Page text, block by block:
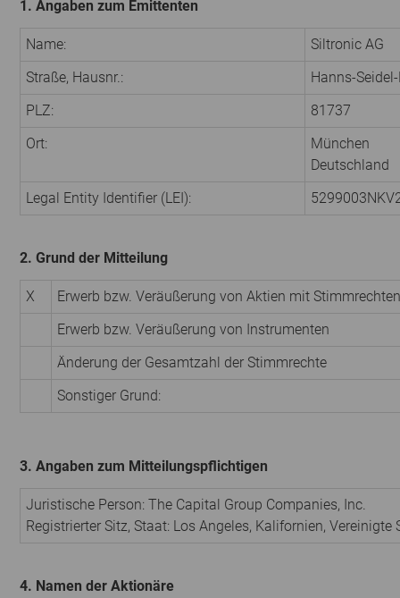
1. Angaben zum Emittenten
Name:
Siltronic AG
Straße, Hausnr.:
Hanns-
PLZ:
81737
Ort:
München
Deutschland
Legal Entity Identifier (LEI):
2. Grund der Mitteilung
X
Erwerb bzw. Veräußerung von Aktien mit Stimmrechten
Erwerb bzw. Veräußerung von Instrumenten
Änderung der Gesamtzahl der Stimmrechte
Sonstiger Grund:
3. Angaben zum Mitteilungspflichtigen
Juristische Person: The Capital Group Companies, Inc.
Registrierter Sitz, Staat: Los Angeles, Kalifornien, Vereinigte
4. Namen der Aktionäre